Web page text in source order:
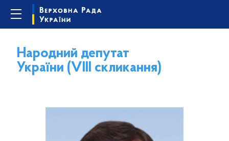
Народний депутат
України (VIII скликання)